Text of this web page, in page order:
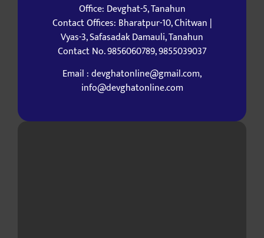
Office: Devghat-5, Tanahun
Contact Offices: Bharatpur-10, Chitwan |
Vyas-3, Safasadak Damauli, Tanahun
Contact No. 9856060789, 9855039037
Email : devghatonline@gmail.com,
info@devghatonline.com